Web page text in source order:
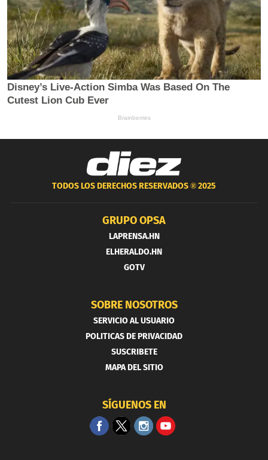
TODOS LOS DERECHOS RESERVADOS ®2025
GRUPO OPSA
LAPRENSA.HN
ELHERALDO.HN
GOTV
SOBRE NOSOTROS
SERVICIO AL USUARIO
POLITICAS DE PRIVACIDAD
SUSCRIBETE
MAPA DEL SITIO
SÍGUENOS EN